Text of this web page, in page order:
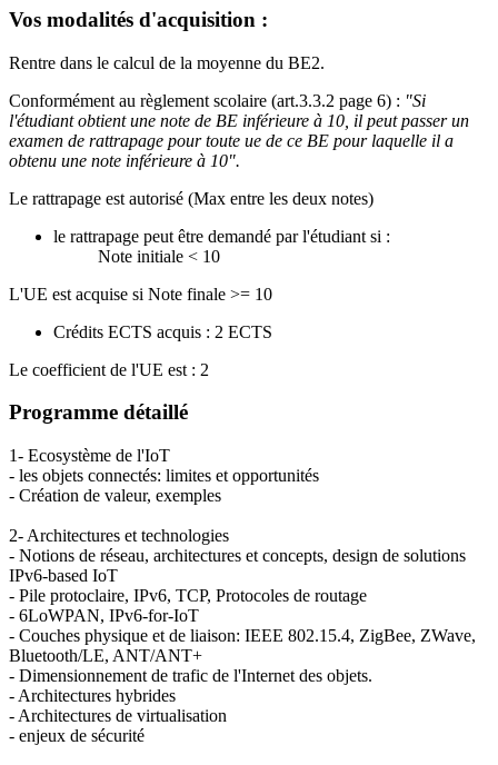
Vos modalités d'acquisition :
Rentre dans le calcul de la moyenne du BE2.
Conformément au règlement scolaire (art.3.3.2 page 6) : "Si
l'étudiant obtient une note de BE inférieure à 10, il peut passer un
examen de rattrapage pour toute ue de ce BE pour laquelle il a
obtenu une note inférieure à 10".
Le rattrapage est autorisé (Max entre les deux notes)
le rattrapage peut être demandé par l'étudiant si :
Note initiale < 10
L'UE est acquise si Note finale >= 10
Crédits ECTS acquis : 2 ECTS
Le coefficient de l'UE est : 2
Programme détaillé
1- Ecosystème de l'IoT
- les objets connectés: limites et opportunités
- Création de valeur, exemples
2- Architectures et technologies
- Notions de réseau, architectures et concepts, design de solutions
IPv6-based IoT
- Pile protoclaire, IPv6, TCP, Protocoles de routage
- 6LoWPAN, IPv6-for-IoT
- Couches physique et de liaison: IEEE 802.15.4, ZigBee, ZWave,
Bluetooth/LE, ANT/ANT+
- Dimensionnement de trafic de l'Internet des objets.
- Architectures hybrides
- Architectures de virtualisation
- enjeux de sécurité